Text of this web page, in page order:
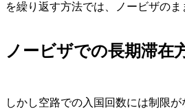
を繰り返す方法では、ノービザの
ノービザでの長期滞在
しかし空路での入国回数には制限